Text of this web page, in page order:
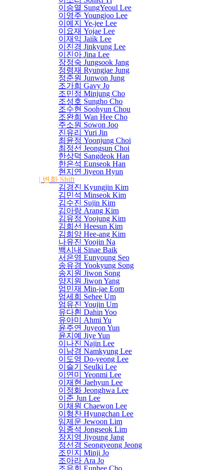
이승열 SungYeoul Lee
이영주 Youngjoo Lee
이예지 Ye-jee Lee
이요재 Yojae Lee
이재익 Jaiik Lee
이진경 Jinkyung Lee
이진아 Jina Lee
장정숙 Jungsook Jang
정령재 Ryungjae Jung
정준원 Junwon Jung
조가희 Gavy Jo
조민정 Minjung Cho
조성호 Sungho Cho
조수현 Soohyun Chou
조완희 Wan Hee Cho
주소원 Sowon Joo
진유리 Yuri Jin
최윤정 Yoonjung Choi
최정선 Jeongsun Choi
한상덕 Sangdeok Han
한은석 Eunseok Han
현지연 Jiyeon Hyun
| 변화 Shift
김경진 Kyungjin Kim
김민석 Minseok Kim
김수진 Sujin Kim
김아랑 Arang Kim
김유정 Yoojung Kim
김희선 Heesun Kim
김희앙 Hee-ang Kim
나유진 Yoojin Na
백시내 Sinae Baik
서은영 Eunyoung Seo
송유경 Yookyung Song
송지원 Jiwon Song
양지원 Jiwon Yang
엄민재 Min-jae Eom
엄세희 Sehee Um
엄유진 Youjin Um
유다흰 Dahin Yoo
유아미 Ahmi Yu
윤주연 Juyeon Yun
윤지예 Jiye Yun
이나진 Najin Lee
이남경 Namkyung Lee
이도영 Do-yeong Lee
이슬기 Seulki Lee
이연미 Yeonmi Lee
이재현 Jaehyun Lee
이정화 Jeonghwa Lee
이준 Jun Lee
이채원 Chaewon Lee
이형찬 Hyungchan Lee
임제운 Jewoon Lim
임종석 Jongseok Lim
장지영 Jiyoung Jang
정선경 Seongyeong Jeong
조민지 Minji Jo
조아라 Ara Jo
조은희 Eunhee Cho